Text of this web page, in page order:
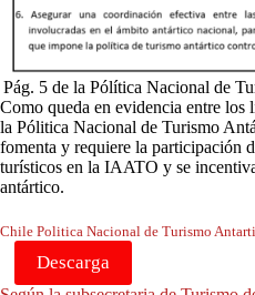
Pág. 5 de la Pólítica Nacional de
Como queda en evidencia entre los
la Pólitica Nacional de Turismo
fomenta y requiere la participación
turísticos en la IAATO y se
antártico.
Chile Politica Nacional de Turismo
Descarga